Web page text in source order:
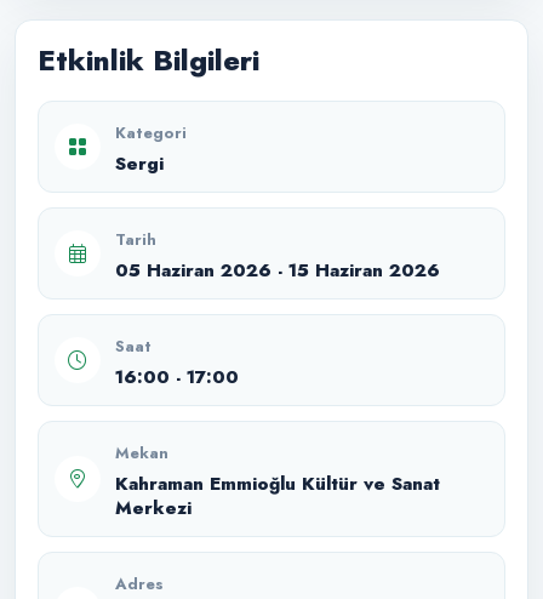
Etkinlik Bilgileri
Kategori
Sergi
Tarih
05 Haziran 2026 - 15 Haziran 2026
Saat
16:00 - 17:00
Mekan
Kahraman Emmioğlu Kültür ve Sanat
Merkezi
Adres